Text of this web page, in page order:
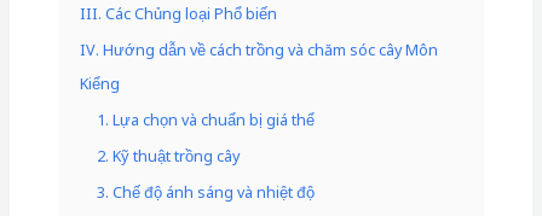
III. Các Chủng loại Phổ biến
IV. Hướng dẫn về cách trồng và chăm sóc cây Môn
Kiểng
1. Lựa chọn và chuẩn bị giá thể
2. Kỹ thuật trồng cây
3. Chế độ ánh sáng và nhiệt độ